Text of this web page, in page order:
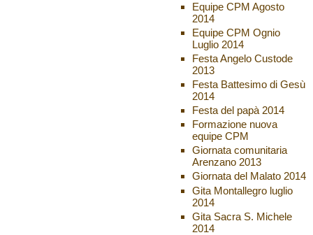
Equipe CPM Agosto
2014
Equipe CPM Ognio
Luglio 2014
Festa Angelo Custode
2013
Festa Battesimo di Gesù
2014
Festa del papà 2014
Formazione nuova
equipe CPM
Giornata comunitaria
Arenzano 2013
Giornata del Malato 2014
Gita Montallegro luglio
2014
Gita Sacra S. Michele
2014